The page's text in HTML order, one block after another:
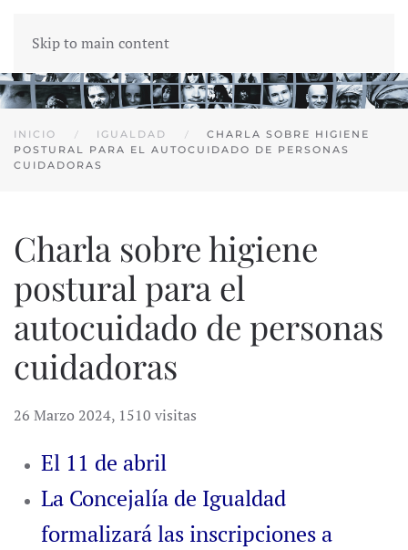
Skip to main content
INICIO IGUALDAD
CHARLA SOBRE HIGIENE
POSTURAL PARA EL AUTOCUIDADO DE PERSONAS
CUIDADORAS
Charla sobre higiene
postural para el
autocuidado de personas
cuidadoras
26 Marzo 2024, 1510 visitas
El 11 de abril
La Concejalía de Igualdad
formalizará las inscripciones a